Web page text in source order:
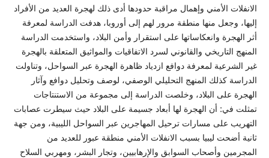
الانفلات الأمني وإهمال مراقبة حدودها أدى ذلك لهجرة العديد من الأفراد
إليها، وجعل منها منطقة مرور لهم إلى أوروبا، هدفت الدراسة لمعرفة
أثر الهجرة وانعكاساتها على استقرار وأمن البلاد، واستخدمت الدراسة
المنهج التاريخي والقانوني لسرد الاتفاقيات والمواثيق المتعلقة بالهجرة
غير الشرعية لمعرفة دوافع ازدياد ظاهرة الهجرة عبر السواحل، وتناولت
الدراسة كذلك المنهج التحليلي الوصفي، لوصف وتحليل دوافع وآثار
الهجرة على البلاد، وخلصت الدراسة إلى مجموعة من الاستنتاجات
تمثلت في: أن الهجرة لها أبعاد جسيمة على البلاد حيث سيطرت عصابات
التهريب على مسارات ترحيل المهاجرين عبر السواحل الليبية، ومن جهة
ثانية أضحت ليبيا بسبب الانفلات الأمني منطقة عبور للعديد من
المجرمين وأصحاب السوابق والإرهابيين، وتجار البشر، ومهربي السلاح